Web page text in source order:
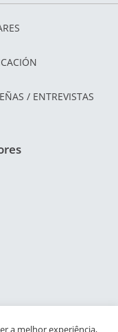
/ ENTREVISTAS
a melhor experiência,